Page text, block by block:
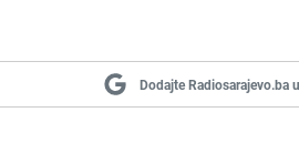
Dodajte Radiosarajevo.ba